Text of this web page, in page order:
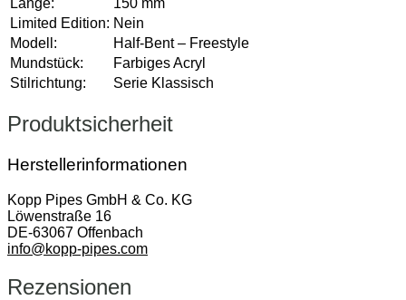
Länge:
150 mm
Limited Edition: Nein
Modell:
Half-Bent – Freestyle
Mundstück:
Farbiges Acryl
Stilrichtung:
Serie Klassisch
Produktsicherheit
Herstellerinformationen
Kopp Pipes GmbH & Co. KG
Löwenstraße 16
DE-63067 Offenbach
info@kopp-pipes.com
Rezensionen